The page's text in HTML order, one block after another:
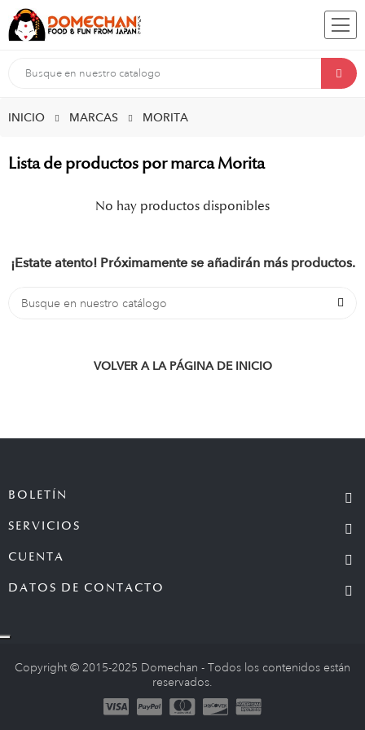
INICIO MARCAS MORITA
Lista de productos por marca Morita
No hay productos disponibles
¡Estate atento! Próximamente se añadirán más productos.
VOLVER A LA PÁGINA DE INICIO
BOLETÍN
SERVICIOS
CUENTA
DATOS DE CONTACTO
Copyright © 2015-2025 Domechan - Todos los contenidos están
reservados.